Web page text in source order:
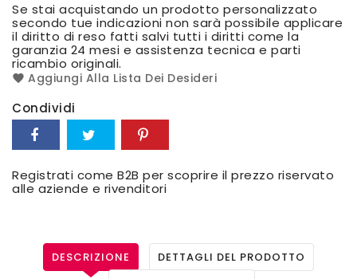
Se stai acquistando un prodotto personalizzato
secondo tue indicazioni non sarà possibile applicare
il diritto di reso fatti salvi tutti i diritti come la
garanzia 24 mesi e assistenza tecnica e parti
ricambio originali.
Aggiungi Alla Lista Dei Desideri
Condividi
Registrati come B2B per scoprire il prezzo riservato
alle aziende e rivenditori
DESCRIZIONE
DETTAGLI DEL PRODOTTO